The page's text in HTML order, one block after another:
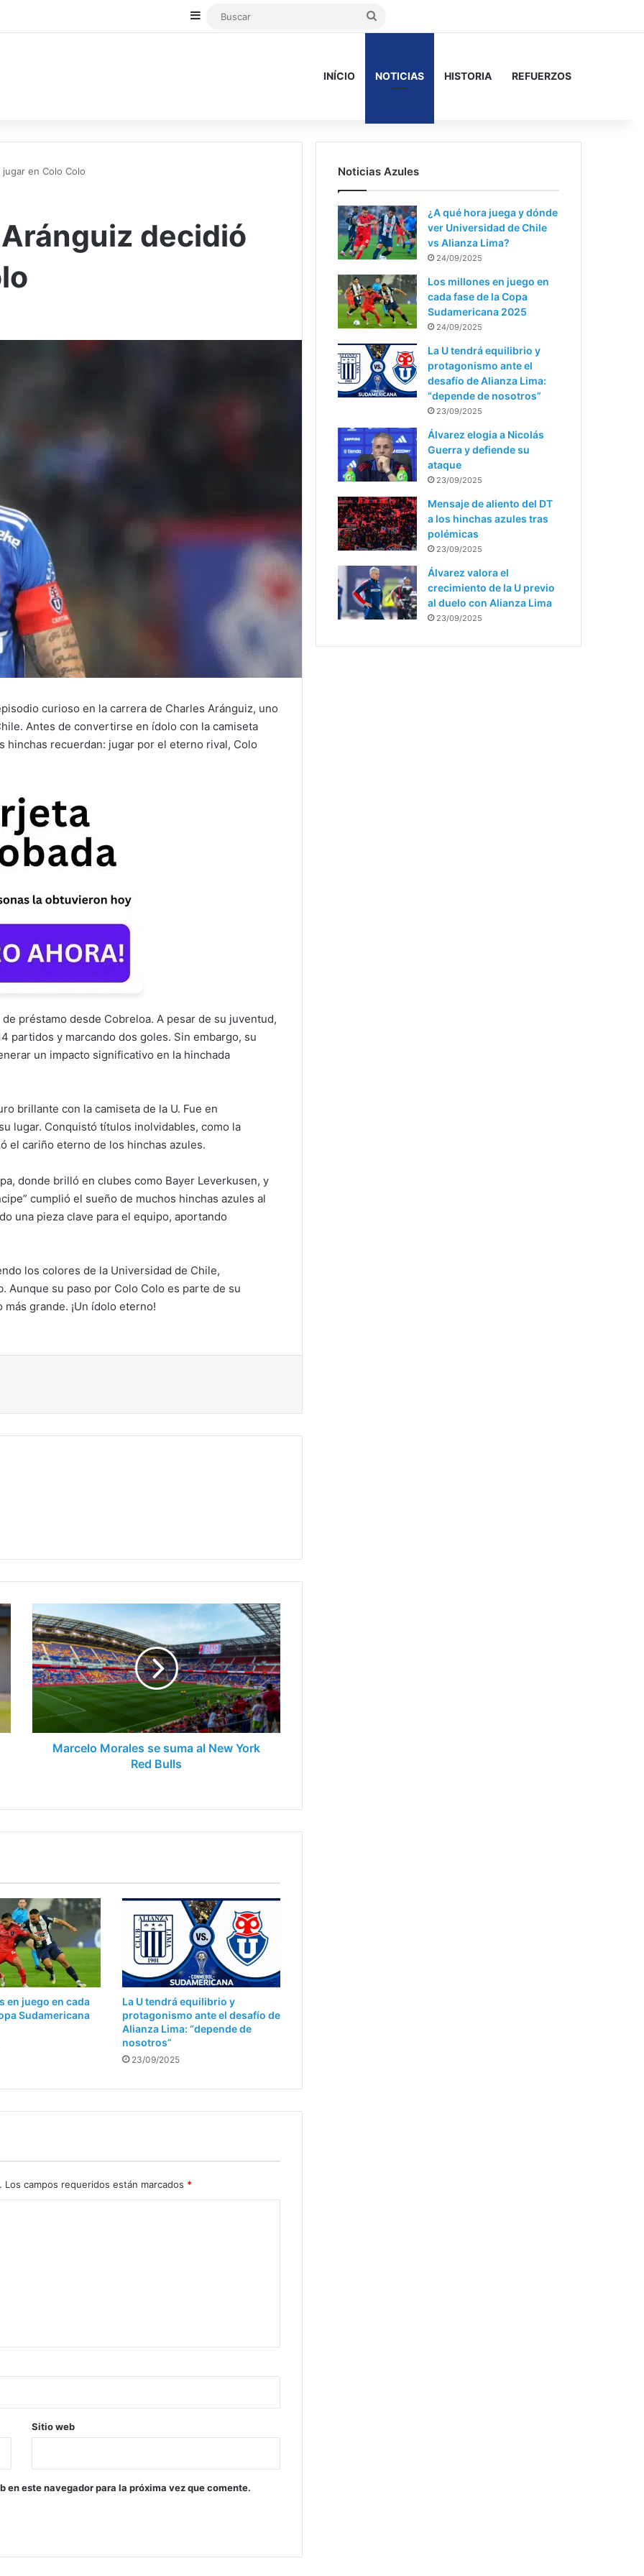
Sidebar
INÍCIO NOTICIAS HISTORIA REFUERZOS
en Colo Colo
decidió
curioso en la carrera de Charles Aránguiz, uno
Antes de convertirse en ídolo con la camiseta
hinchas recuerdan: jugar por el eterno rival, Colo
préstamo desde Cobreloa. A pesar de su juventud,
partidos y marcando dos goles. Sin embargo, su
un impacto significativo en la hinchada
brillante con la camiseta de la U. Fue en
lugar. Conquistó títulos inolvidables, como la
el cariño eterno de los hinchas azules.
donde brilló en clubes como Bayer Leverkusen, y
cumplió el sueño de muchos hinchas azules al
una pieza clave para el equipo, aportando
los colores de la Universidad de Chile,
Aunque su paso por Colo Colo es parte de su
grande. ¡Un ídolo eterno!
Morales
se
suma
al
New
York
Red
Bulls
Marcelo Morales se suma al New York
Red Bulls
en juego en cada
Sudamericana
La U tendrá equilibrio y
protagonismo ante el desafío de
Alianza Lima: “depende de
nosotros”
23/09/2025
Los campos requeridos están marcados *
Sitio web
este navegador para la próxima vez que comente.
Noticias Azules
¿A qué hora juega y dónde
ver Universidad de Chile
vs Alianza Lima?
24/09/2025
Los millones en juego en
cada fase de la Copa
Sudamericana 2025
24/09/2025
La U tendrá equilibrio y
protagonismo ante el
desafío de Alianza Lima:
“depende de nosotros”
23/09/2025
Álvarez elogia a Nicolás
Guerra y defiende su
ataque
23/09/2025
Mensaje de aliento del DT
a los hinchas azules tras
polémicas
23/09/2025
Álvarez valora el
crecimiento de la U previo
al duelo con Alianza Lima
23/09/2025